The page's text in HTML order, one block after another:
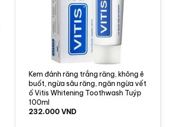
Kem đánh răng trắng răng, không ê
buốt, ngừa sâu răng, ngăn ngừa vết
ố Vitis Whitening Toothwash Tuýp
100ml
232.000VND